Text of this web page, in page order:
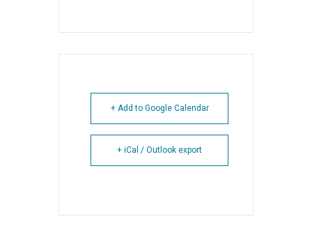
+ Add to Google Calendar
+ iCal / Outlook export